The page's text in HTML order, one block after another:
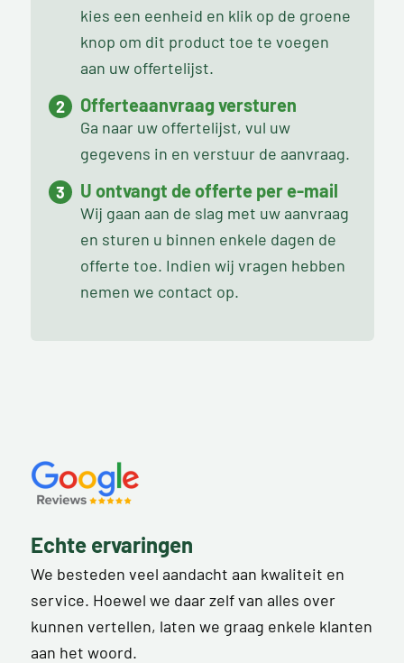
kies een eenheid en klik op de groene
knop om dit product toe te voegen
aan uw offertelijst.
Offerteaanvraag versturen
Ga naar uw offertelijst, vul uw
gegevens in en verstuur de aanvraag.
U ontvangt de offerte per e-mail
Wij gaan aan de slag met uw aanvraag
en sturen u binnen enkele dagen de
offerte toe. Indien wij vragen hebben
nemen we contact op.
Echte ervaringen
We besteden veel aandacht aan kwaliteit en
service. Hoewel we daar zelf van alles over
kunnen vertellen, laten we graag enkele klanten
aan het woord.